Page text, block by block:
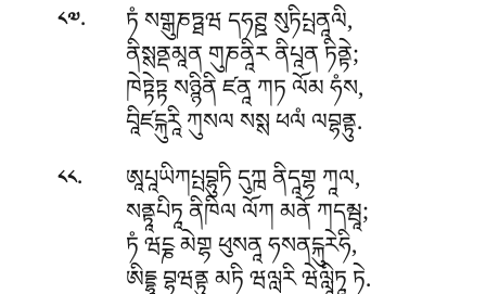
༨༧. ཏཾ སགྒུཎཏྠཝ དཧཊྛ སུཏིཔྤནཱལི,
ནིསྶནྡམཱན གུཎནཱིར ནིཔཱན ཏིནྟེ;
ཁེཏྟེཏྟ སཉྙིནི ཛནཱ ཀཏ ལོམ ཧཾས,
བཱིཛངྐུརཱི ཀུསལ སསྶ ཕལཾ ལབྷནྟུ.
༨༨. ཨཱཔཱཡིཀཔྤབྷུཏི དུཀྑ ནིདཱགྷ ཀཱལ,
སནྟཱཔིཏཱ ནིཁིལ ལོཀ མནོ ཀདམྦཱ;
ཏཾ ཝངྞ མེགྷ ཕུསནཱ ཧསནངྐུརེཧི,